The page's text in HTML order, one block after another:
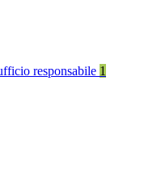
responsabile 1